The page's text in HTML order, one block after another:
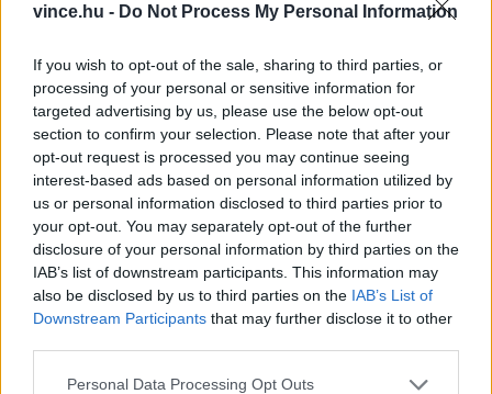
vince.hu - Do Not Process My Personal Information
If you wish to opt-out of the sale, sharing to third parties, or
processing of your personal or sensitive information for
targeted advertising by us, please use the below opt-out
section to confirm your selection. Please note that after your
opt-out request is processed you may continue seeing
interest-based ads based on personal information utilized by
us or personal information disclosed to third parties prior to
your opt-out. You may separately opt-out of the further
disclosure of your personal information by third parties on the
IAB’s list of downstream participants. This information may
also be disclosed by us to third parties on the IAB’s List of
Downstream Participants that may further disclose it to other
Please note that this website/app uses one or more Google
Personal Data Processing Opt Outs